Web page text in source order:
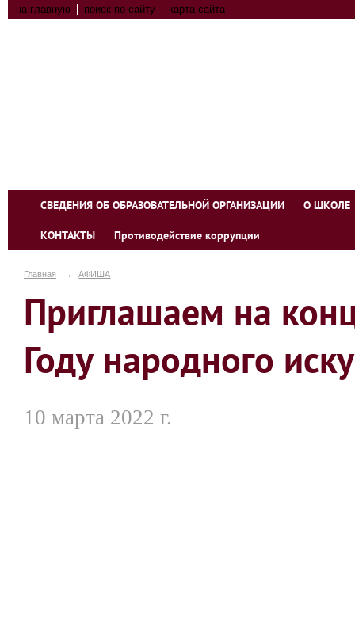
на главную поиск по сайту карта сайта
СВЕДЕНИЯ ОБ ОБРАЗОВАТЕЛЬНОЙ ОРГАНИЗАЦИИ О ШКОЛЕ
КОНТАКТЫ Противодействие коррупции
Главная → АФИША
Приглашаем на
Году народного
10 марта 2022 г.